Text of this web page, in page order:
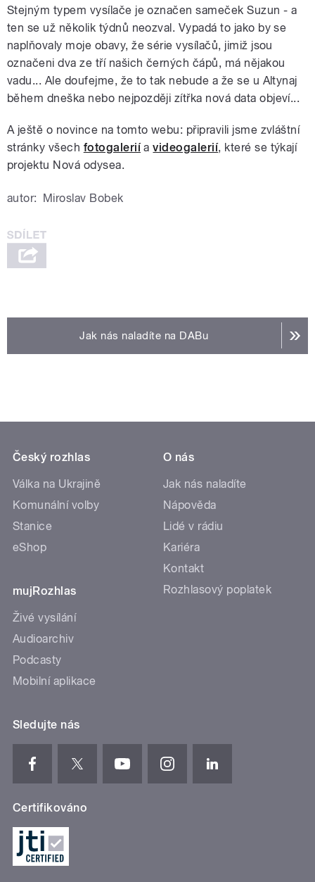
Stejným typem vysílače je označen sameček Suzun - a
ten se už několik týdnů neozval. Vypadá to jako by se
naplňovaly moje obavy, že série vysílačů, jimiž jsou
označeni dva ze tří našich černých čápů, má nějakou
vadu... Ale doufejme, že to tak nebude a že se u Altynaj
během dneška nebo nejpozději zítřka nová data objeví...
A ještě o novince na tomto webu: připravili jsme zvláštní
stránky všech fotogaleriíavideogalerií, které se týkají
projektu Nová odysea.
autor: Miroslav Bobek
Jak nás naladíte na DABu
Český rozhlas
Válka na Ukrajině
Komunální volby
Stanice
eShop
mujRozhlas
Živé vysílání
Audioarchiv
Podcasty
Mobilní aplikace
O nás
Jak nás naladíte
Nápověda
Lidé v rádiu
Kariéra
Kontakt
Rozhlasový poplatek
Sledujte nás
Certifikováno